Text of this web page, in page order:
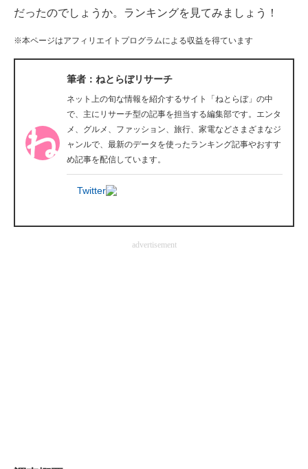
製造業のIT導入・活用を支援
モノづくり技術者専門サイト
エレクトロニクス専門サイト
建設×テクノロジーの最前線
だったのでしょうか。ランキングを見てみましょう！
※本ページはアフィリエイトプログラムによる収益を得ています
筆者：ねとらぼリサーチ
ネット上の旬な情報を紹介するサイト「ねとらぼ」の中
で、主にリサーチ型の記事を担当する編集部です。エンタ
メ、グルメ、ファッション、旅行、家電などさまざまなジ
ャンルで、最新のデータを使ったランキング記事やおすす
め記事を配信しています。
Twitter
advertisement